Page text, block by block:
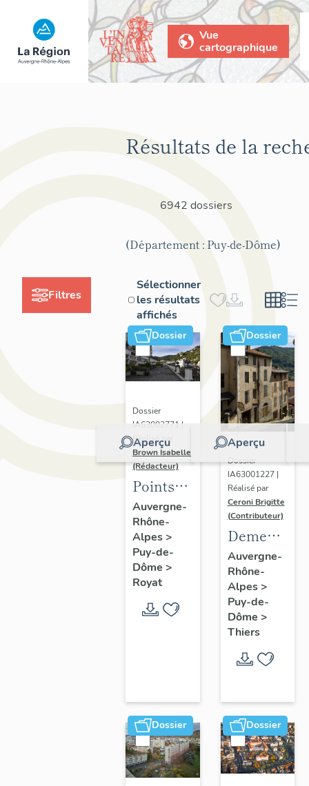
Vue
cartographique
Filtres
Résultats de la
6942 dossiers
(Département : Puy-de-Dôme)
Sélectionner
les résultats
affichés
Dossier
Aperçu
Dossier
IA63002771 |
Réalisé par
Brown Isabelle
(Rédacteur)
Points
de vue
sur le
paysage
thermal
Auvergne-
Rhône-
Alpes>
Puy-de-
Dôme >
Royat
Dossier
Aperçu
Dossier
IA63001227 |
Réalisé par
Ceroni Brigitte
(Contributeur)
Demeures
en site
de pente
Auvergne-
Rhône-
Alpes>
Puy-de-
Dôme >
Thiers
Dossier Dossier